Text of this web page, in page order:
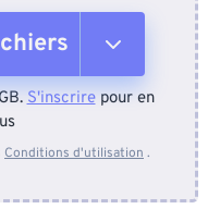
S'inscrirepour en
Conditions d'utilisation .